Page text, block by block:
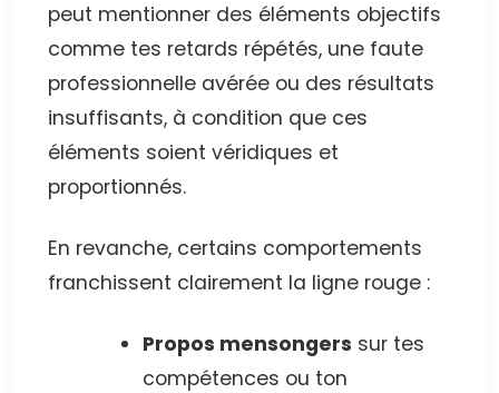
peut mentionner des éléments objectifs
comme tes retards répétés, une faute
professionnelle avérée ou des résultats
insuffisants, à condition que ces
éléments soient véridiques et
proportionnés.
En revanche, certains comportements
franchissent clairement la ligne rouge :
Propos mensongers sur tes
compétences ou ton